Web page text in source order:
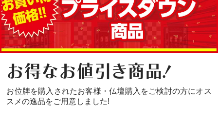
お得なお値引き商品！
お位牌を購入されたお客様・仏壇購入をご検討の方にオス
スメの逸品をご用意しました!